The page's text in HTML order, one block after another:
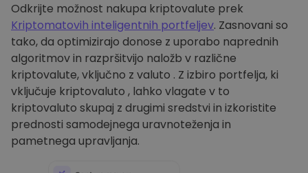
Odkrijte možnost nakupa kriptovalute prek
Kriptomatovih inteligentnih portfeljev. Zasnovani so
tako, da optimizirajo donose z uporabo naprednih
algoritmov in razpršitvijo naložb v različne
kriptovalute, vključno z valuto . Z izbiro portfelja, ki
vključuje kriptovaluto , lahko vlagate v to
kriptovaluto skupaj z drugimi sredstvi in izkoristite
prednosti samodejnega uravnoteženja in
pametnega upravljanja.